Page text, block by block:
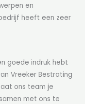
en
heeft een zeer
goede indruk hebt
Vreeker Bestrating
ons team je
met ons te